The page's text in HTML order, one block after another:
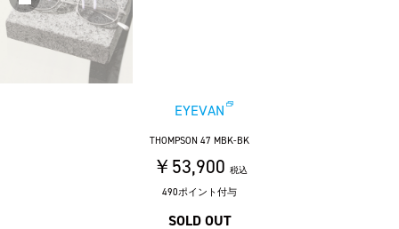
EYEVAN
THOMPSON 47 MBK-BK
￥53,900 税込
490ポイント付与
SOLD OUT